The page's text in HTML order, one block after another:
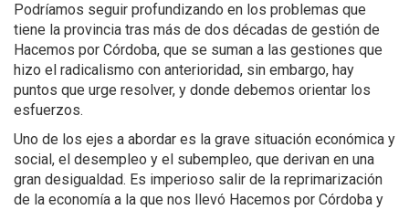
Podríamos seguir profundizando en los problemas que
tiene la provincia tras más de dos décadas de gestión de
Hacemos por Córdoba, que se suman a las gestiones que
hizo el radicalismo con anterioridad, sin embargo, hay
puntos que urge resolver, y donde debemos orientar los
esfuerzos.
Uno de los ejes a abordar es la grave situación económica y
social, el desempleo y el subempleo, que derivan en una
gran desigualdad. Es imperioso salir de la reprimarización
de la economía a la que nos llevó Hacemos por Córdoba y